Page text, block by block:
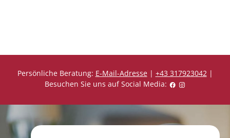
Persönliche Beratung: E-Mail-Adresse| +43 317923042|
Besuchen Sie uns auf Social Media: